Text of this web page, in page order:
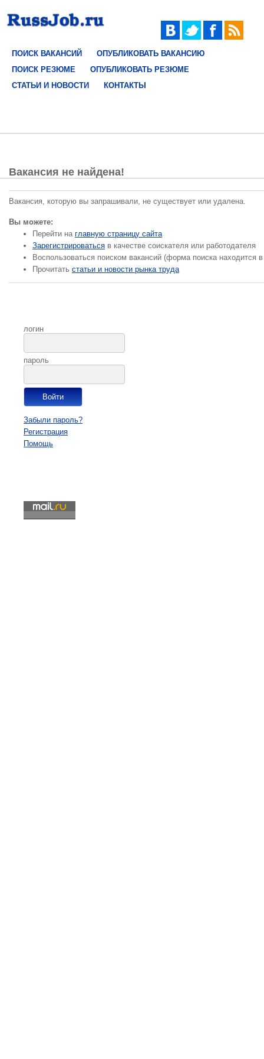
ПОИСК ВАКАНСИЙ
ОПУБЛИКОВАТЬ ВАКАНСИЮ
ПОИСК РЕЗЮМЕ
ОПУБЛИКОВАТЬ РЕЗЮМЕ
СТАТЬИ И НОВОСТИ
КОНТАКТЫ
Вакансия не найдена!
Вакансия, которую вы запрашивали, не существует или удалена.
Вы можете:
Перейти на главную страницу сайта
Зарегистрироваться в качестве соискателя или работодателя
Воспользоваться поиском вакансий (форма поиска находится
Прочитать статьи и новости рынка труда
логин
пароль
Забыли пароль?
Регистрация
Помощь